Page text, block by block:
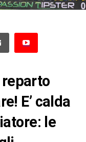
E’ calda
le